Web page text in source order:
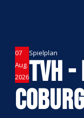
07
Aug.
2026
Spielplan
TVH